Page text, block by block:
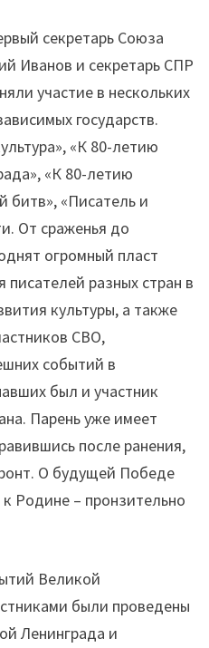
секретарь Союза
Иванов и секретарь СПР
участие в нескольких
государств.
«К 80-летию
«К 80-летию
битв», «Писатель и
От сраженья до
огромный пласт
разных стран в
культуры, а также
СВО,
событий в
был и участник
Парень уже имеет
после ранения,
О будущей Победе
Родине – пронзительно
Великой
были проведены
Ленинграда и